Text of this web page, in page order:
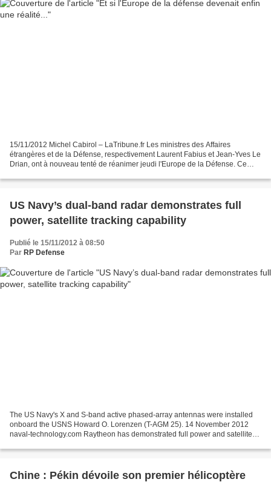
15/11/2012 Michel Cabirol – LaTribune.fr Les ministres des Affaires
étrangères et de la Défense, respectivement Laurent Fabius et Jean-Yves Le
Drian, ont à nouveau tenté de réanimer jeudi l'Europe de la Défense. Ce
US Navy’s dual-band radar demonstrates full
power, satellite tracking capability
Publié le 15/11/2012 à 08:50
Par RP Defense
The US Navy's X and S-band active phased-array antennas were installed
onboard the USNS Howard O. Lorenzen (T-AGM 25). 14 November 2012
naval-technology.com Raytheon has demonstrated full power and satellite
Chine : Pékin dévoile son premier hélicoptère